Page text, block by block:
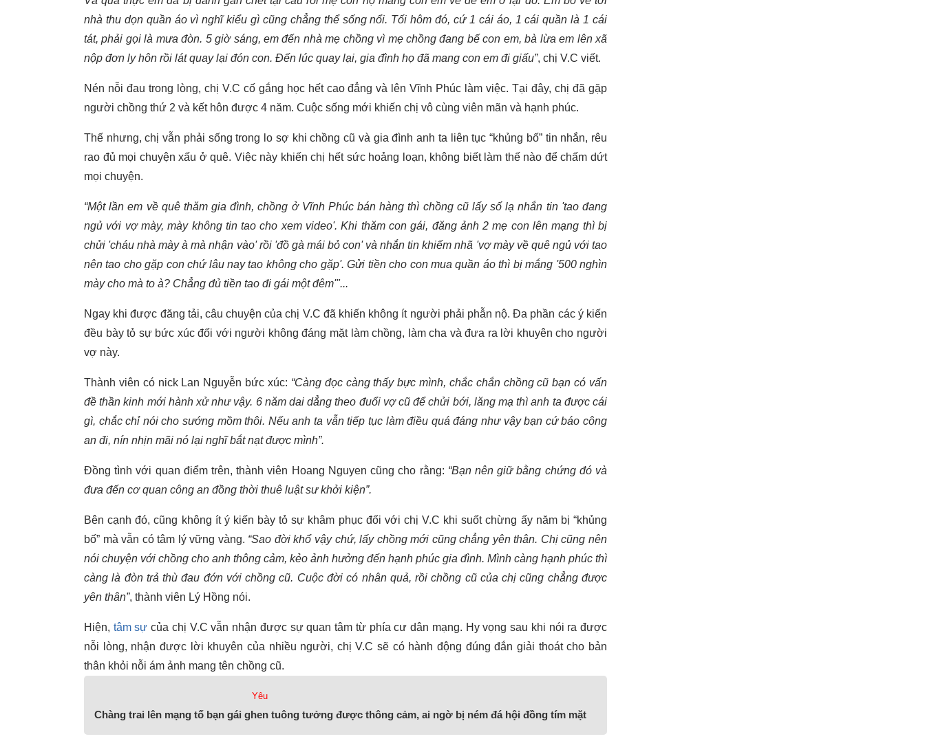
nhà thu dọn quần áo vì nghĩ kiểu gì cũng chẳng thể sống nổi. Tối hôm đó, cứ 1 cái áo, 1 cái quần là 1 cái
tát, phải gọi là mưa đòn. 5 giờ sáng, em đến nhà mẹ chồng vì mẹ chồng đang bế con em, bà lừa em lên xã
nộp đơn ly hôn rồi lát quay lại đón con. Đến lúc quay lại, gia đình họ đã mang con em đi giấu”, chị V.C viết.
Nén nỗi đau trong lòng, chị V.C cố gắng học hết cao đẳng và lên Vĩnh Phúc làm việc. Tại đây, chị đã gặp
người chồng thứ 2 và kết hôn được 4 năm. Cuộc sống mới khiến chị vô cùng viên mãn và hạnh phúc.
Thế nhưng, chị vẫn phải sống trong lo sợ khi chồng cũ và gia đình anh ta liên tục “khủng bố” tin nhắn, rêu
rao đủ mọi chuyện xấu ở quê. Việc này khiến chị hết sức hoảng loạn, không biết làm thế nào để chấm dứt
mọi chuyện.
“Một lần em về quê thăm gia đình, chồng ở Vĩnh Phúc bán hàng thì chồng cũ lấy số lạ nhắn tin 'tao đang
ngủ với vợ mày, mày không tin tao cho xem video'. Khi thăm con gái, đăng ảnh 2 mẹ con lên mạng thì bị
chửi 'cháu nhà mày à mà nhận vào' rồi 'đồ gà mái bỏ con' và nhắn tin khiếm nhã 'vợ mày về quê ngủ với tao
nên tao cho gặp con chứ lâu nay tao không cho gặp'. Gửi tiền cho con mua quần áo thì bị mắng '500 nghìn
mày cho mà to à? Chẳng đủ tiền tao đi gái một đêm'"...
Ngay khi được đăng tải, câu chuyện của chị V.C đã khiến không ít người phải phẫn nộ. Đa phần các ý kiến
đều bày tỏ sự bức xúc đối với người không đáng mặt làm chồng, làm cha và đưa ra lời khuyên cho người
vợ này.
Thành viên có nick Lan Nguyễn bức xúc: “Càng đọc càng thấy bực mình, chắc chắn chồng cũ bạn có vấn
đề thần kinh mới hành xử như vậy. 6 năm dai dẳng theo đuổi vợ cũ để chửi bới, lăng mạ thì anh ta được cái
gì, chắc chỉ nói cho sướng mồm thôi. Nếu anh ta vẫn tiếp tục làm điều quá đáng như vậy bạn cứ báo công
an đi, nín nhịn mãi nó lại nghĩ bắt nạt được mình”.
Đồng tình với quan điểm trên, thành viên Hoang Nguyen cũng cho rằng: “Bạn nên giữ bằng chứng đó và
đưa đến cơ quan công an đồng thời thuê luật sư khởi kiện”.
Bên cạnh đó, cũng không ít ý kiến bày tỏ sự khâm phục đối với chị V.C khi suốt chừng ấy năm bị “khủng
bố” mà vẫn có tâm lý vững vàng. “Sao đời khổ vậy chứ, lấy chồng mới cũng chẳng yên thân. Chị cũng nên
nói chuyện với chồng cho anh thông cảm, kẻo ảnh hưởng đến hạnh phúc gia đình. Mình càng hạnh phúc thì
càng là đòn trả thù đau đớn với chồng cũ. Cuộc đời có nhân quả, rồi chồng cũ của chị cũng chẳng được
yên thân”, thành viên Lý Hồng nói.
Hiện, tâm sự của chị V.C vẫn nhận được sự quan tâm từ phía cư dân mạng. Hy vọng sau khi nói ra được
nỗi lòng, nhận được lời khuyên của nhiều người, chị V.C sẽ có hành động đúng đắn giải thoát cho bản
thân khỏi nỗi ám ảnh mang tên chồng cũ.
Yêu
Chàng trai lên mạng tố bạn gái ghen tuông tưởng được thông cảm, ai ngờ bị ném đá hội đồng tím mặt